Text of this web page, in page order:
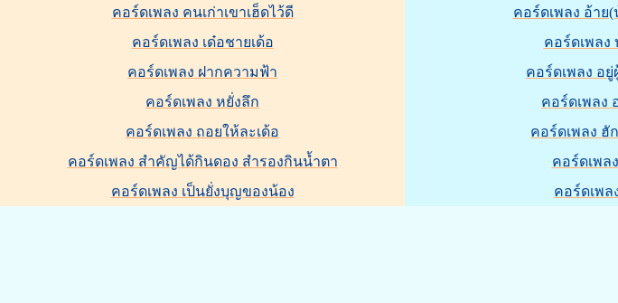
คอร์ดเพลง คนเก่าเขาเฮ็ดไว้ดี
คอร์ดเพลง เด๋อชายเด้อ
คอร์ดเพลง ฝากความฟ้า
คอร์ดเพลง หยั่งลึก
คอร์ดเพลง ถอยให้ละเด้อ
คอร์ดเพลง สำคัญได้กินดอง สำรองกินน้ำตา
คอร์ดเพลง เป็นยั่งบุญของน้อง
คอร์ดเพลง อ้าย
คอร์ดเพลง
คอร์ดเพลง อยู่
คอร์ดเพลง
คอร์ดเพลง ฮั
คอร์ดเพล
คอร์ดเพล